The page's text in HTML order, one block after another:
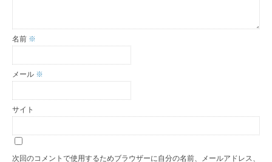
名前 ※
メール ※
サイト
次回のコメントで使用するためブラウザーに自分の名前、メールアドレス、